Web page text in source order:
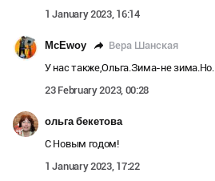
1 January 2023, 16:14
МcEwoy Вера Шанская
У нас также,Ольга.Зима-не
23 February 2023, 00:28
ольга бекетова
С Новым годом!
1 January 2023, 17:22